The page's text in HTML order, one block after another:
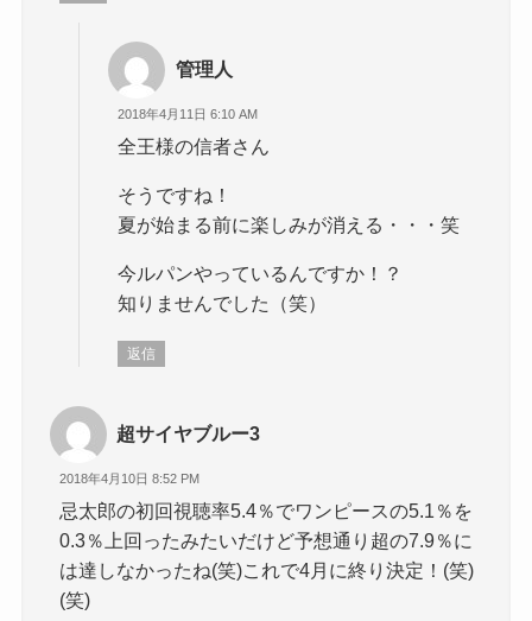
管理人
2018年4月11日 6:10 AM
全王様の信者さん
そうですね！
夏が始まる前に楽しみが消える・・・笑
今ルパンやっているんですか！？
知りませんでした（笑）
返信
超サイヤブルー3
2018年4月10日 8:52 PM
忌太郎の初回視聴率5.4％でワンピースの5.1％を
0.3％上回ったみたいだけど予想通り超の7.9％に
は達しなかったね(笑)これで4月に終り決定！(笑)
(笑)